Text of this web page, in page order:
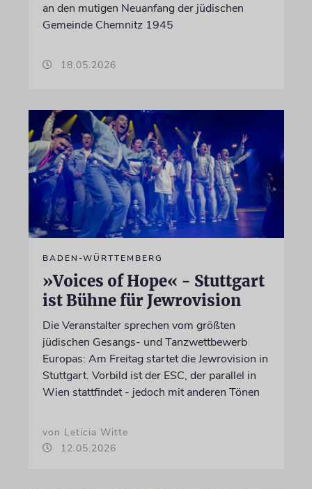
an den mutigen Neuanfang der jüdischen
Gemeinde Chemnitz 1945
18.05.2026
BADEN-WÜRTTEMBERG
»Voices of Hope« - Stuttgart
ist Bühne für Jewrovision
Die Veranstalter sprechen vom größten
jüdischen Gesangs- und Tanzwettbewerb
Europas: Am Freitag startet die Jewrovision in
Stuttgart. Vorbild ist der ESC, der parallel in
Wien stattfindet - jedoch mit anderen Tönen
von Leticia Witte
12.05.2026